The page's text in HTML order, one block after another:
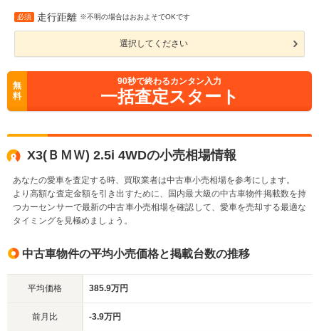
必須 走行距離 ※不明の場合はおおよそでOKです
選択してください
無
料
90秒で終わるカンタン入力
一括査定スタート
X3(ＢＭＷ) 2.5i 4WDの小売相場情報
あなたの愛車を査定する時、買取業者は中古車小売相場を参考にします。
より高額な査定金額を引き出すために、国内最大級の中古車物件掲載数を持
つカーセンサーで最新の中古車小売相場を確認して、愛車を売却する最適な
タイミングを見極めましょう。
中古車物件の平均小売価格と掲載台数の推移
平均価格 385.9万円
前月比 -3.9万円